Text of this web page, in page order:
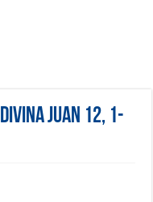
Juan 12, 1-